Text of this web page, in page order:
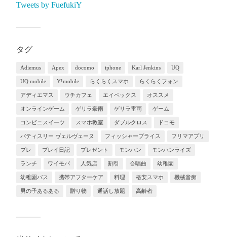
Tweets by FuefukiY
タグ
Adiemus Apex docomo iphone Karl Jenkins UQ
UQ mobile Y!mobile らくらくスマホ らくらくフォン
アディエマス ウチカフェ エイペックス オススメ
オンラインゲーム ゲリラ豪雨 ゲリラ雷雨 ゲーム
コンビニスイーツ スマホ教室 ダブルクロス ドコモ
パティスリー ヴェルヴェーヌ フィッシャープライス フリマアプリ
プレ プレイ日記 プレゼント モンハン モンハンライズ
ランチ ワイモバ 人気店 割引 合唱曲 幼稚園
幼稚園バス 携帯アフターケア 料理 格安スマホ 機械音痴
男の子あるある 贈り物 通話し放題 高齢者